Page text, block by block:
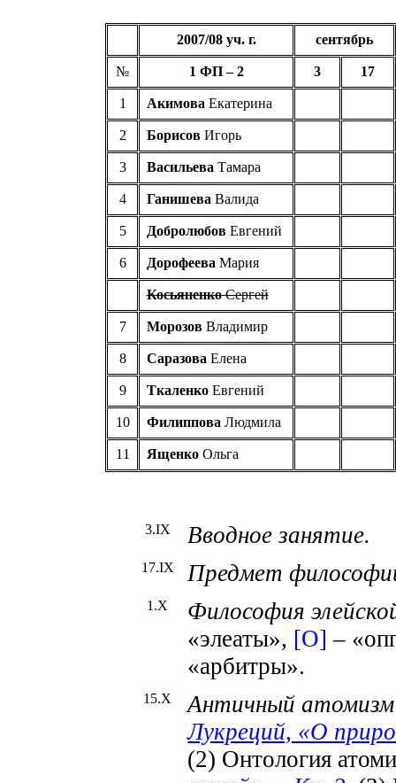
2007/08 уч. г. сентябрь
№ 1 ФП –2 3 17
1 Акимова Екатерина
2 БорисовИгорь
3 Васильева Тамара
4 Ганишева Валида
5 ДобролюбовЕвгений
6 Дорофеева Мария
КосьяненкоСергей
7 МорозовВладимир
8 Саразова Елена
9 ТкаленкоЕвгений
10 Филиппова Людмила
1 1 ЯщенкоОльга
3.IX Вводное занятие.
1 7.IX Предмет
1 .X Философия
«элеаты», [О] –
«арбитры».
1 5.X
Античный
Лукреций, «О
(2) Онтология